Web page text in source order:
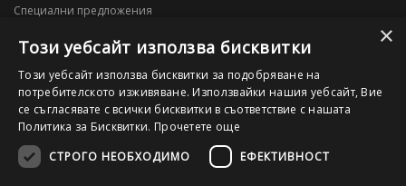
Специални предложения
Моят профил
Моят профил
История на поръчките
Желани продукти
×
Този уебсайт използва бисквитки
Този уебсайт използва бисквитки за подобряване на
потребителското изживяване. Използвайки нашия уебсайт, Вие
се съгласявате с всички бисквитки в съответствие с нашата
Политика за Бисквитки. Прочетете още
СТРОГО НЕОБХОДИМО
ЕФЕКТИВНОСТ